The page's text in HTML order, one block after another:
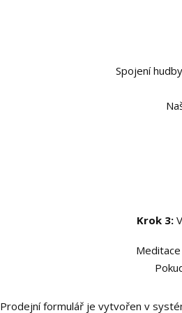
Spojení
Krok 3:
Prodejní formulář je vytvořen v